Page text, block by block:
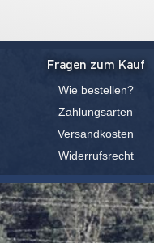
Fragen zum Kauf
Wie bestellen?
Zahlungsarten
Versandkosten
Widerrufsrecht